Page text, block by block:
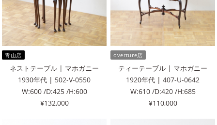
青山店
ネストテーブル | マホガニー
1930年代 | 502-V-0550
W:600 /D:425 /H:600
¥132,000
overture店
ティーテーブル | マホガニー
1920年代 | 407-U-0642
W:610 /D:420 /H:685
¥110,000